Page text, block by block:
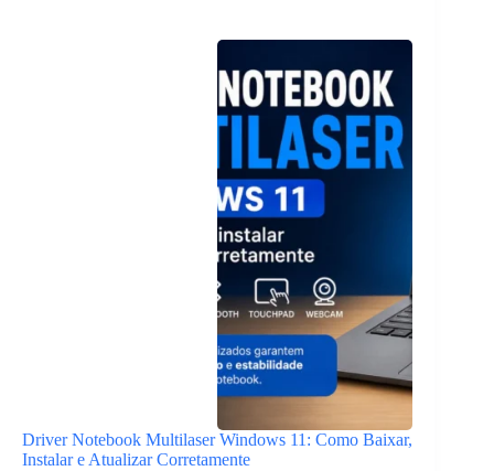
Driver Notebook Multilaser Windows 11: Como Baixar,
Instalar e Atualizar Corretamente